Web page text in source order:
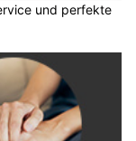
und perfekte